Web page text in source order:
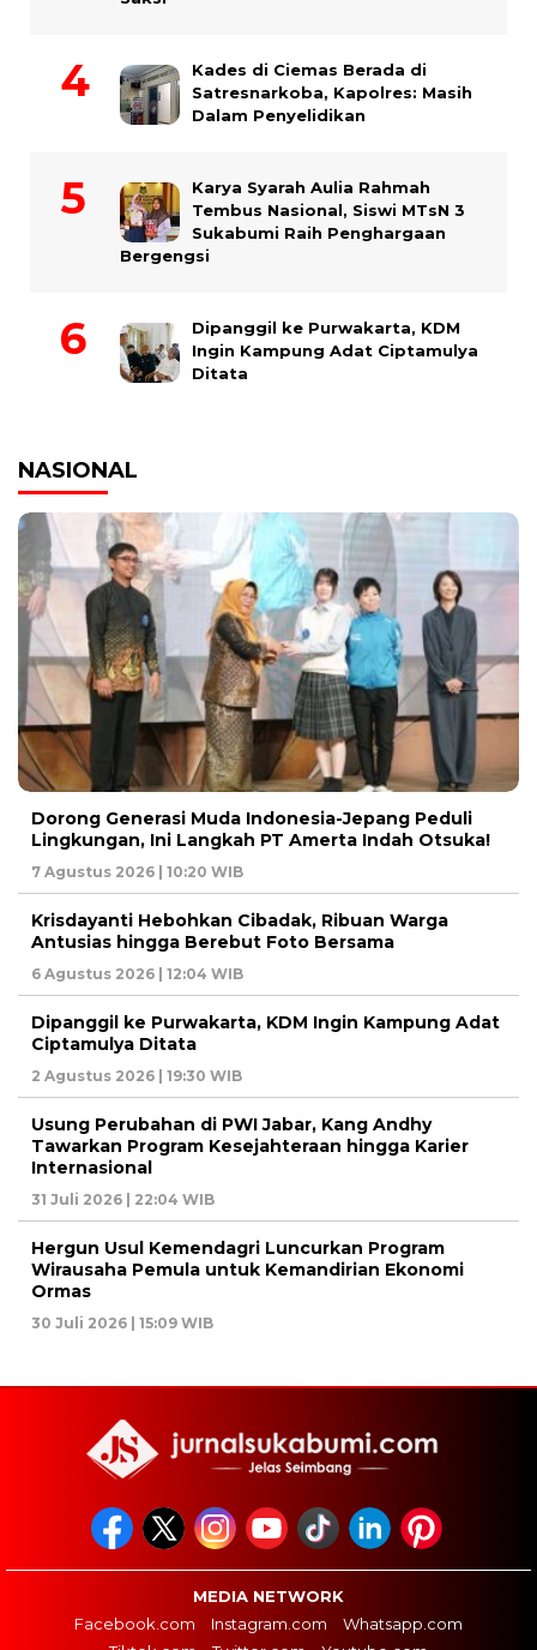
Kades di Ciemas Berada di
Satresnarkoba, Kapolres: Masih
Dalam Penyelidikan
Karya Syarah Aulia Rahmah
Tembus Nasional, Siswi MTsN 3
Sukabumi Raih Penghargaan
Bergengsi
Dipanggil ke Purwakarta, KDM
Ingin Kampung Adat Ciptamulya
Ditata
NASIONAL
Dorong Generasi Muda Indonesia-Jepang Peduli
Lingkungan, Ini Langkah PT Amerta Indah Otsuka!
7 Agustus 2026 | 10:20 WIB
Krisdayanti Hebohkan Cibadak, Ribuan Warga
Antusias hingga Berebut Foto Bersama
6 Agustus 2026 | 12:04 WIB
Dipanggil ke Purwakarta, KDM Ingin Kampung Adat
Ciptamulya Ditata
2 Agustus 2026 | 19:30 WIB
Usung Perubahan di PWI Jabar, Kang Andhy
Tawarkan Program Kesejahteraan hingga Karier
Internasional
31 Juli 2026 | 22:04 WIB
Hergun Usul Kemendagri Luncurkan Program
Wirausaha Pemula untuk Kemandirian Ekonomi
Ormas
30 Juli 2026 | 15:09 WIB
MEDIA NETWORK
Facebook.com
Instagram.com
Whatsapp.com